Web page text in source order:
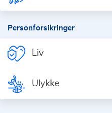
Personforsikringer
Liv
Ulykke